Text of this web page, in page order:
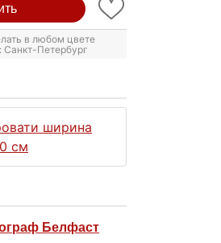
в любом цвете
Санкт-Петербург
ширина
см
Белфаст